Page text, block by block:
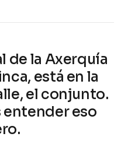
de la Axerquía
está en la
el conjunto.
entender eso